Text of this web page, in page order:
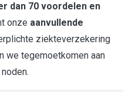
dan 70 voordelen en
onze aanvullende
ziekteverzekering
we tegemoetkomen aan